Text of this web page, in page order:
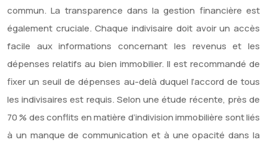
commun. La transparence dans la gestion financière est
également cruciale. Chaque indivisaire doit avoir un accès
facile aux informations concernant les revenus et les
dépenses relatifs au bien immobilier. Il est recommandé de
fixer un seuil de dépenses au-delà duquel l’accord de tous
les indivisaires est requis. Selon une étude récente, près de
70 % des conflits en matière d’indivision immobilière sont liés
à un manque de communication et à une opacité dans la